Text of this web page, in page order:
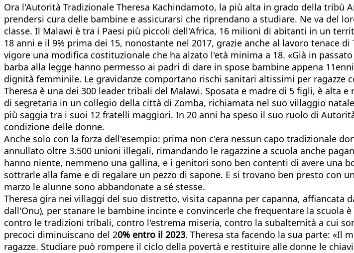
Ora l'Autorità Tradizionale Theresa Kachindamoto, la più alta in grado della
prendersi cura delle bambine e assicurarsi che riprendano a studiare. Ne va del
classe. Il Malawi è tra i Paesi più piccoli dell'Africa, 16 milioni di abitanti in un
18 anni e il 9% prima dei 15, nonostante nel 2017, grazie anche al lavoro tenace
vigore una modifica costituzionale che ha alzato l'età minima a 18. «Già in
barba alla legge hanno permesso ai padri di dare in spose bambine appena
dignità femminile. Le gravidanze comportano rischi sanitari altissimi per
Theresa è una dei 300 leader tribali del Malawi. Sposata e madre di 5 figli, è alta
di segretaria in un collegio della città di Zomba, richiamata nel suo villaggio
più saggia tra i suoi 12 fratelli maggiori. In 20 anni ha speso il suo ruolo di
condizione delle donne.
Anche solo con la forza dell'esempio: prima non c'era nessun capo tradizionale
annullato oltre 3.500 unioni illegali, rimandando le ragazzine a scuola anche
hanno niente, nemmeno una gallina, e i genitori sono ben contenti di avere una
sottrarle alla fame e di regalare un pezzo di sapone. E si trovano ben presto con
marzo le alunne sono abbandonate a sé stesse.
Theresa gira nei villaggi del suo distretto, visita capanna per capanna, affiancata
dall'Onu), per stanare le bambine incinte e convincerle che frequentare la
contro le tradizioni tribali, contro l'estrema miseria, contro la subalternità a cui
precoci diminuiscano del 20% entro il 2023. Theresa sta facendo la sua parte: «Il
ragazze. Studiare può rompere il ciclo della povertà e restituire alle donne le